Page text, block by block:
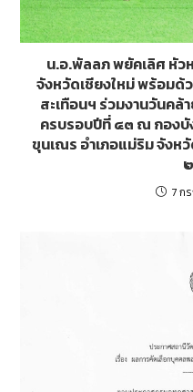
น.อ.พัลลภ พยัคเลิศ หัว
จังหวัดเชียงใหม่ พร้อมด้
สะเทือนฯ ร่วมงานวันค
ครบรอบปีที่ ๔๓ ณ กองบั
ขุนเณร อำเภอแม่ริม จังห
7 ก